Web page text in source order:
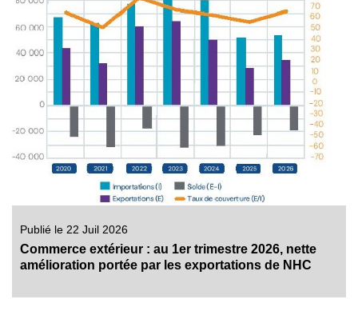
Publié le 22 Juil 2026
Commerce extérieur : au 1er trimestre 2026, nette
amélioration portée par les exportations de NHC